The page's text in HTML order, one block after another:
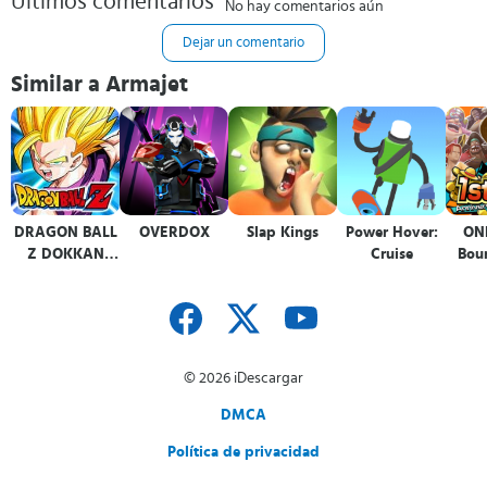
No hay comentarios aún
Dejar un comentario
Similar a Armajet
DRAGON BALL
Z DOKKAN
OVERDOX Slap Kings
Power Hover:
Cruise
© 2026 iDescargar
DMCA
Política de privacidad